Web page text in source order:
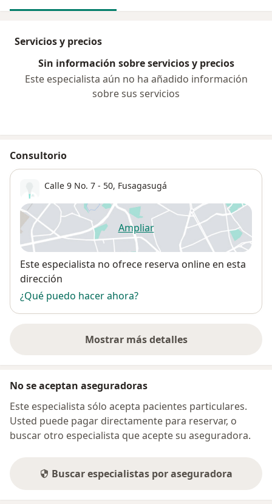
Servicios y precios
Sin información sobre servicios y precios
Este especialista aún no ha añadido información
sobre sus servicios
Consultorio
Calle 9 No. 7 - 50, Fusagasugá
Ampliarse abre en una nueva
Disponibilidad
Este especialista no ofrece reserva online en esta
dirección
¿Qué puedo hacer ahora?
Mostrar más detalles
sobre la dirección
No se aceptan aseguradoras
Este especialista sólo acepta pacientes particulares.
Usted puede pagar directamente para reservar, o
buscar otro especialista que acepte su aseguradora.
Buscar especialistas por aseguradora